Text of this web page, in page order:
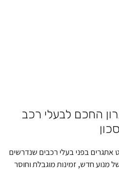
החכם לבעלי רכב
בפני בעלי רכבים שנדרשים
מנוע חדש, זמינות מוגבלת וחוסר